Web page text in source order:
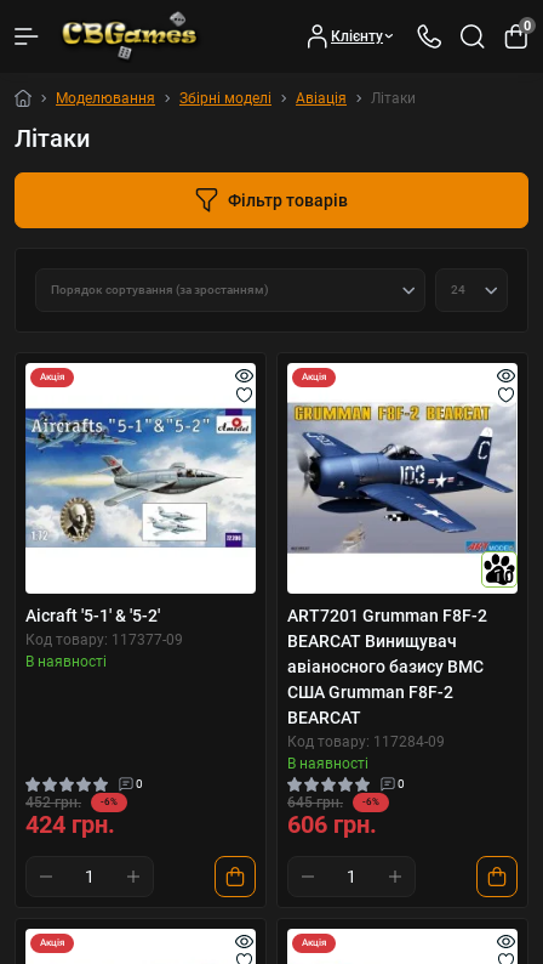
Клієнту
0
Моделювання Збірні моделі Авіація Літаки
Літаки
Фільтр товарів
Акція
Aicraft '5-1' & '5-2'
Код товару: 117377-09
В наявності
0
452 грн. -6%
424 грн.
Акція
10
ART7201 Grumman F8F-2
BEARCAT Винищувач
авіаносного базису ВМС
США Grumman F8F-2
BEARCAT
Код товару: 117284-09
В наявності
0
645 грн. -6%
606 грн.
Акція Акція